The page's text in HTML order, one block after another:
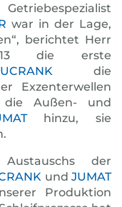
war in der Lage,
berichtet Herr
die erste
die
Exzenterwellen
Außen- und
hinzu, sie
der
undJUMAT
Produktion